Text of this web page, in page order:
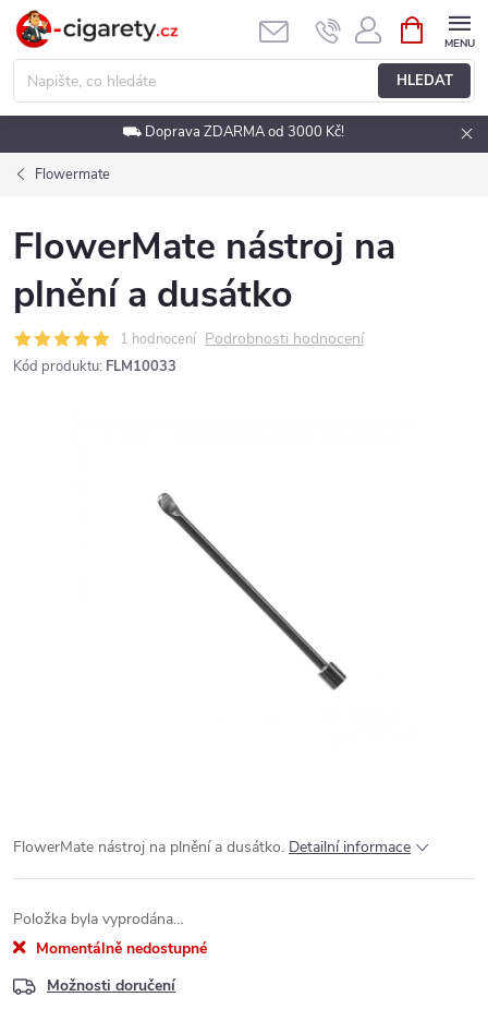
Přejít
obsah
HLEDAT
NÁKUPNÍ
KOŠÍK
⛟ Doprava ZDARMA od 3000 Kč!
Flowermate
FlowerMate nástroj na
plnění a dusátko
1 hodnocení Podrobnosti hodnocení
Kód produktu: FLM10033
FlowerMate nástroj na plnění a dusátko. Detailní informace
Položka byla vyprodána…
Momentálně nedostupné
Možnosti doručení